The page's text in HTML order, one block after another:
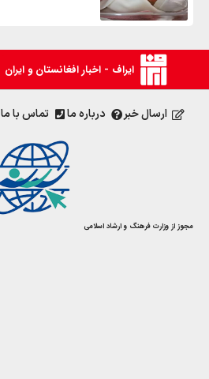
ایراف - اخبار افغانستان و ایران
ارسال خبر درباره ما تماس با ما
مجوز از وزارت فرهنگ و ارشاد اسلامی